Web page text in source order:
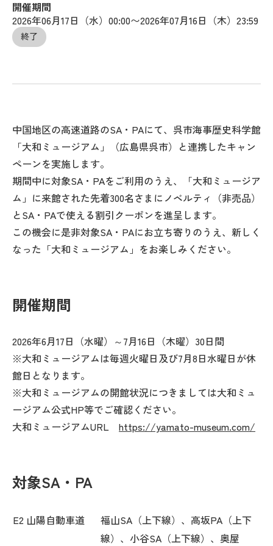
開催期間
2026年06月17日（水）00:00〜2026年07月16日（木）23:59
終了
中国地区の高速道路のSA・PAにて、呉市海事歴史科学館
「大和ミュージアム」（広島県呉市）と連携したキャン
ペーンを実施します。
期間中に対象SA・PAをご利用のうえ、「大和ミュージア
ム」に来館された先着300名さまにノベルティ（非売品）
とSA・PAで使える割引クーポンを進呈します。
この機会に是非対象SA・PAにお立ち寄りのうえ、新しく
なった「大和ミュージアム」をお楽しみください。
開催期間
2026年6月17日（水曜）～7月16日（木曜）30日間
※大和ミュージアムは毎週火曜日及び7月8日水曜日が休
館日となります。
※大和ミュージアムの開館状況につきましては大和ミュ
ージアム公式HP等でご確認ください。
大和ミュージアムURL https://yamato-museum.com/
対象SA・PA
E2 山陽自動車道
福山SA（上下線）、高坂PA（上下
線）、小谷SA（上下線）、奥屋